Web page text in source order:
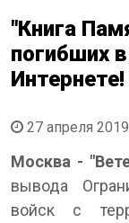
"Книга
погибших
Интернете!
27 апреля
Москва -
вывода
войск с